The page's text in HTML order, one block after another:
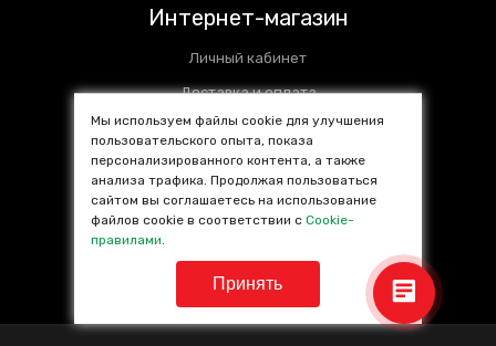
Интернет-магазин
Личный кабинет
Доставка и оплата
Установочные центры
Контакты
SALE %
Популярные товары
Мы используем файлы cookie для улучшения
пользовательского опыта, показа
персонализированного контента, а также
анализа трафика. Продолжая пользоваться
сайтом вы соглашаетесь на использование
файлов cookie в соответствии сCookie-
правилами.
Принять